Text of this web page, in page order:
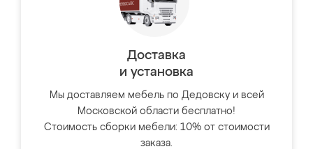
Доставка
и установка
Мы доставляем мебель по Дедовску и всей
Московской области бесплатно!
Стоимость сборки мебели: 10% от стоимости
заказа.